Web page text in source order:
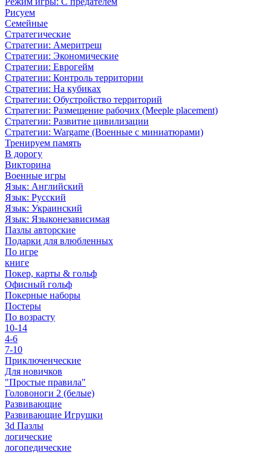
Рисуем
Семейные
Стратегические
Стратегии: Америтреш
Стратегии: Экономические
Стратегии: Еврогейм
Стратегии: Контроль территории
Стратегии: На кубиках
Стратегии: Обустройство территорий
Стратегии: Размещение рабочих (Meeple placement)
Стратегии: Развитие цивилизации
Стратегии: Wargame (Военные с миниатюрами)
Тренируем память
В дорогу
Викторина
Военные игры
Язык: Английский
Язык: Русский
Язык: Украинский
Язык: Языконезависимая
Пазлы авторские
Подарки для влюбленных
По игре
книге
Покер, карты & гольф
Офисный гольф
Покерные наборы
Постеры
По возрасту
10-14
4-6
7-10
Приключенческие
Для новичков
"Простые правила"
Головоноги 2 (белые)
Развивающие
Развивающие Игрушки
3d Пазлы
логические
логопедические